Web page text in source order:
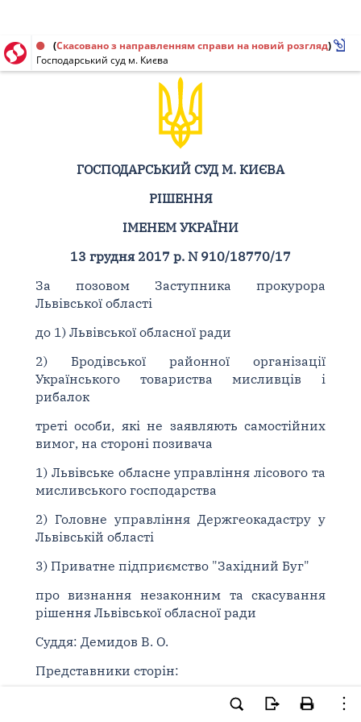
Рішення від 13.12.2017 № 910/18770/17
(Скасовано з направленням справи на новий розгляд)
Господарський суд м. Києва
ГОСПОДАРСЬКИЙ СУД М. КИЄВА
РІШЕННЯ
ІМЕНЕМ УКРАЇНИ
13 грудня 2017 р. N 910/18770/17
За позовом Заступника прокурора
Львівської області
до 1) Львівської обласної ради
2) Бродівської районної організації
Українського товариства мисливців і
рибалок
треті особи, які не заявляють самостійних
вимог, на стороні позивача
1) Львівське обласне управління лісового та
мисливського господарства
2) Головне управління Держгеокадастру у
Львівській області
3) Приватне підприємство "Західний Буг"
про визнання незаконним та скасування
рішення Львівської обласної ради
Суддя: Демидов В. О.
Представники сторін:
від прокуратури - В. О. О. (посв. [...]);